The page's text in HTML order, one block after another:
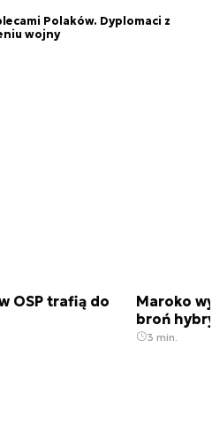
Polaków. Dyplomaci z
wojny
OSP trafią do
Maroko
broń
3 min.